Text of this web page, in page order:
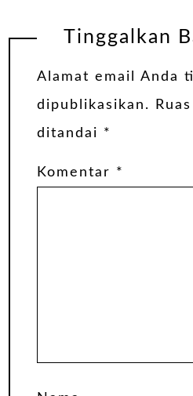
Tinggalkan
Alamat email Anda
dipublikasikan.
ditandai *
Komentar *